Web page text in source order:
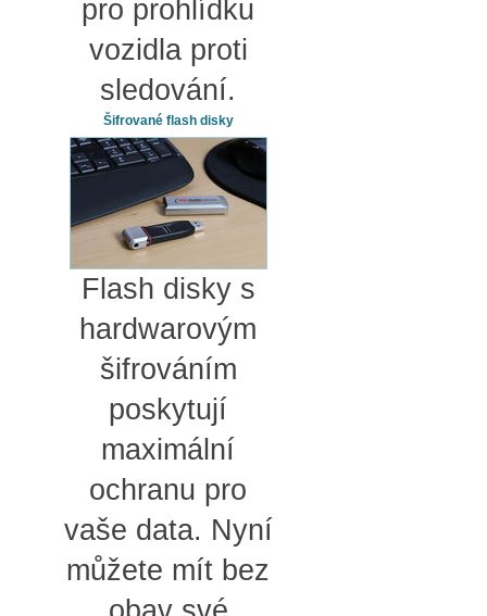
pro prohlídku
vozidla proti
sledování.
Šifrované flash disky
Flash disky s
hardwarovým
šifrováním
poskytují
maximální
ochranu pro
vaše data. Nyní
můžete mít bez